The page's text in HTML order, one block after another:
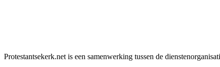
Protestantsekerk.net is een samenwerking tussen de